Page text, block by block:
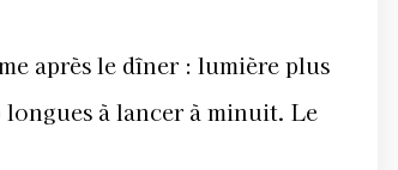
après le dîner : lumière plus
à lancer à minuit. Le